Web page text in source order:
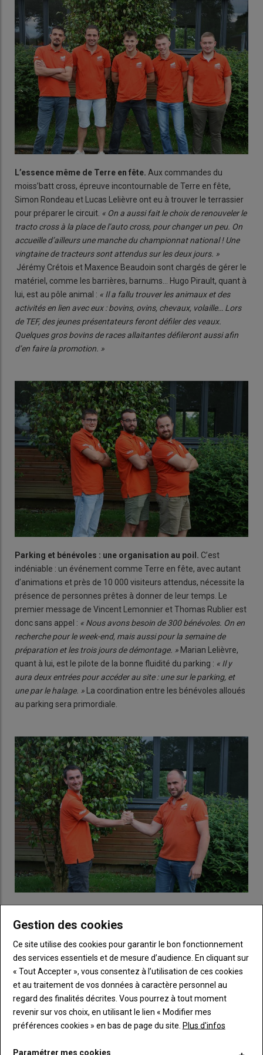
L’essence même de Terre en fête. Aux commandes du
moiss’batt cross, épreuve incontournable de Terre en fête,
Simon Rondeau et Lucas Lelièvre ont eu à trouver le terrassier
pour préparer le circuit. « On a aussi fait le choix de renouveler le
tracto cross à la place de l’auto cross, pour changer un peu. On
accueille d’ailleurs une manche du championnat national ! Une
vingtaine de tracteurs sont attendus sur les deux jours. »
Jérémy Crétois et Maxence Beaudoin sont chargés de gérer le
matériel, comme les barrières, barnums… Hugo Pirault, quant à
lui, est au pôle animal : « Il a fallu trouver les animaux et des
activités en lien avec eux : bovins, ovins, chevaux, volaille… Lors
de TEF, des jeunes présentateurs feront défiler des veaux.
Quelques gros bovins de races allaitantes défileront aussi afin
d’en faire la promotion. »
Parking et bénévoles : une organisation au poil. C’est
indéniable : un événement comme Terre en fête, avec autant
d’animations et près de 10 000 visiteurs attendus, nécessite la
présence de personnes prêtes à donner de leur temps. Le
premier message de Vincent Lemonnier et Thomas Rublier est
donc sans appel : « Nous avons besoin de 300 bénévoles. On en
recherche pour le week-end, mais aussi pour la semaine de
préparation et les trois jours de démontage. » Marian Lelièvre,
quant à lui, est le pilote de la bonne fluidité du parking : « Il y
aura deux entrées pour accéder au site : une sur le parking, et
une par le halage. » La coordination entre les bénévoles alloués
au parking sera primordiale.
responsable du Copil, avance main dans la main avec Maxime
responsables des différents pôles avec Lola Gobé, animatrice
« serrer les mains des
politiciens »comme s’en amuse Baptiste, ils seront disponibles
pour gérer les imprévus en mobilisant les équipes. Le duo ne
laisse pas le choix :
« Il faut venir, c’est la meilleure édition de
tous les TEF confondus ! »
Gestion des cookies
Ce site utilise des cookies pour garantir le bon fonctionnement
des services essentiels et de mesure d’audience. En cliquant sur
« Tout Accepter », vous consentez à l’utilisation de ces cookies
et au traitement de vos données à caractère personnel au
regard des finalités décrites. Vous pourrez à tout moment
revenir sur vos choix, en utilisant le lien « Modifier mes
préférences cookies » en bas de page du site. Plus d'infos
Paramétrer mes cookies